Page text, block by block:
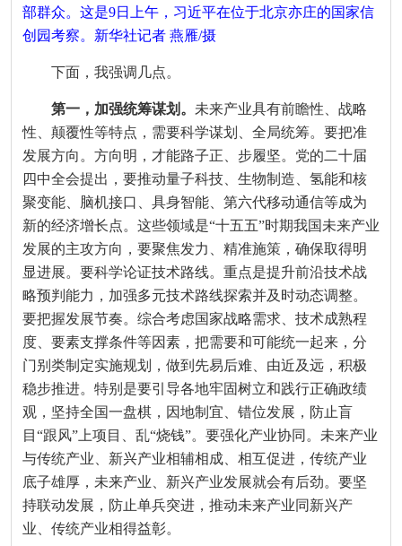
部群众。这是9日上午，习近平在位于北京亦庄的国家信
创园考察。新华社记者 燕雁/摄
下面，我强调几点。
第一，加强统筹谋划。 未来产业具有前瞻性、战略
性、颠覆性等特点，需要科学谋划、全局统筹。要把准
发展方向。方向明，才能路子正、步履坚。党的二十届
四中全会提出，要推动量子科技、生物制造、氢能和核
聚变能、脑机接口、具身智能、第六代移动通信等成为
新的经济增长点。这些领域是“十五五”时期我国未来产业
发展的主攻方向，要聚焦发力、精准施策，确保取得明
显进展。要科学论证技术路线。重点是提升前沿技术战
略预判能力，加强多元技术路线探索并及时动态调整。
要把握发展节奏。综合考虑国家战略需求、技术成熟程
度、要素支撑条件等因素，把需要和可能统一起来，分
门别类制定实施规划，做到先易后难、由近及远，积极
稳步推进。特别是要引导各地牢固树立和践行正确政绩
观，坚持全国一盘棋，因地制宜、错位发展，防止盲
目“跟风”上项目、乱“烧钱”。要强化产业协同。未来产业
与传统产业、新兴产业相辅相成、相互促进，传统产业
底子雄厚，未来产业、新兴产业发展就会有后劲。要坚
持联动发展，防止单兵突进，推动未来产业同新兴产
业、传统产业相得益彰。